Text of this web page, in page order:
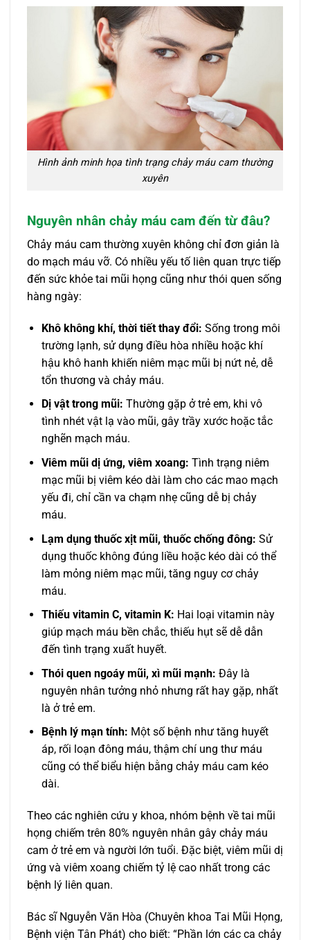
Hình ảnh minh họa tình trạng chảy máu cam thường
xuyên
Nguyên nhân chảy máu cam đến từ đâu?
Chảy máu cam thường xuyên không chỉ đơn giản là
do mạch máu vỡ. Có nhiều yếu tố liên quan trực tiếp
đến sức khỏe tai mũi họng cũng như thói quen sống
hàng ngày:
Khô không khí, thời tiết thay đổi: Sống trong môi
trường lạnh, sử dụng điều hòa nhiều hoặc khí
hậu khô hanh khiến niêm mạc mũi bị nứt nẻ, dễ
tổn thương và chảy máu.
Dị vật trong mũi: Thường gặp ở trẻ em, khi vô
tình nhét vật lạ vào mũi, gây trầy xước hoặc tắc
nghẽn mạch máu.
Viêm mũi dị ứng, viêm xoang: Tình trạng niêm
mạc mũi bị viêm kéo dài làm cho các mao mạch
yếu đi, chỉ cần va chạm nhẹ cũng dễ bị chảy
máu.
Lạm dụng thuốc xịt mũi, thuốc chống đông: Sử
dụng thuốc không đúng liều hoặc kéo dài có thể
làm mỏng niêm mạc mũi, tăng nguy cơ chảy
máu.
Thiếu vitamin C, vitamin K: Hai loại vitamin này
giúp mạch máu bền chắc, thiếu hụt sẽ dễ dẫn
đến tình trạng xuất huyết.
Thói quen ngoáy mũi, xì mũi mạnh: Đây là
nguyên nhân tưởng nhỏ nhưng rất hay gặp, nhất
là ở trẻ em.
Bệnh lý mạn tính: Một số bệnh như tăng huyết
áp, rối loạn đông máu, thậm chí ung thư máu
cũng có thể biểu hiện bằng chảy máu cam kéo
dài.
Theo các nghiên cứu y khoa, nhóm bệnh về tai mũi
họng chiếm trên 80% nguyên nhân gây chảy máu
cam ở trẻ em và người lớn tuổi. Đặc biệt, viêm mũi dị
ứng và viêm xoang chiếm tỷ lệ cao nhất trong các
bệnh lý liên quan.
Bác sĩ Nguyễn Văn Hòa (Chuyên khoa Tai Mũi Họng,
Bệnh viện Tân Phát) cho biết: “Phần lớn các ca chảy